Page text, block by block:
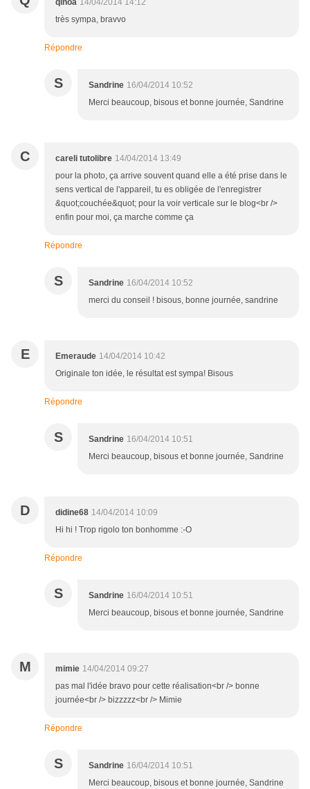
qinoa 14/04/2014 14:12
très sympa, bravvo
Répondre
S Sandrine 16/04/2014 10:52
Merci beaucoup, bisous et bonne journée, Sandrine
C careli tutolibre 14/04/2014 13:49
pour la photo, ça arrive souvent quand elle a été prise dans le
sens vertical de l'appareil, tu es obligée de l'enregistrer
&quot;couchée&quot; pour la voir verticale sur le blog<br />
enfin pour moi, ça marche comme ça
Répondre
S Sandrine 16/04/2014 10:52
merci du conseil ! bisous, bonne journée, sandrine
E Emeraude 14/04/2014 10:42
Originale ton idée, le résultat est sympa! Bisous
Répondre
S Sandrine 16/04/2014 10:51
Merci beaucoup, bisous et bonne journée, Sandrine
D didine68 14/04/2014 10:09
Hi hi ! Trop rigolo ton bonhomme :-O
Répondre
S Sandrine 16/04/2014 10:51
Merci beaucoup, bisous et bonne journée, Sandrine
M mimie 14/04/2014 09:27
pas mal l'idée bravo pour cette réalisation<br /> bonne
journée<br /> bizzzzz<br /> Mimie
Répondre
S Sandrine 16/04/2014 10:51
Merci beaucoup, bisous et bonne journée, Sandrine